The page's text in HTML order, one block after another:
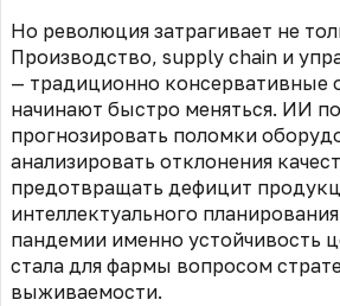
Но революция затрагивает не
Производство, supply chain и
— традиционно консервативные
начинают быстро меняться. ИИ
прогнозировать поломки
анализировать отклонения
предотвращать дефицит
интеллектуального
пандемии именно устойчивость
стала для фармы вопросом
выживаемости.